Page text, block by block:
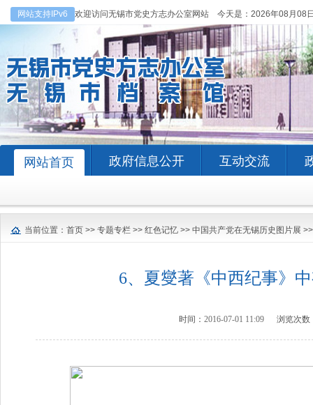
网站支持IPv6 欢迎访问无锡市党史方志办公室网站 今天是： 2026年08月08
网站首页 政府信息公开 互动交流
当前位置： 首页 >> 专题专栏 >> 红色记忆 >> 中国共产党在无锡历史图片展
6、夏燮著《中西纪事》
时间：2016-07-01 11:09 浏览次数